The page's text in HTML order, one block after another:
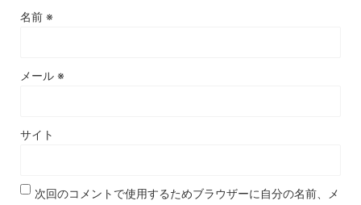
名前 ※
メール ※
サイト
次回のコメントで使用するためブラウザーに自分の名前、メ